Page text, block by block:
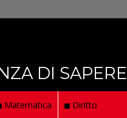
DI SAPERE
Matematica Diritto